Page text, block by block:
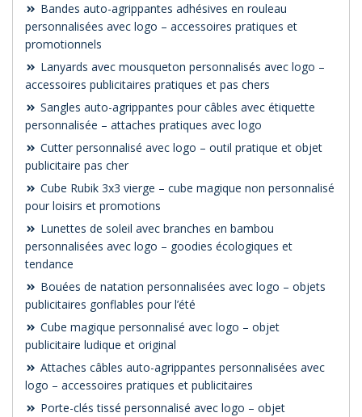
Bandes auto-agrippantes adhésives en rouleau
personnalisées avec logo – accessoires pratiques et
promotionnels
Lanyards avec mousqueton personnalisés avec logo –
accessoires publicitaires pratiques et pas chers
Sangles auto-agrippantes pour câbles avec étiquette
personnalisée – attaches pratiques avec logo
Cutter personnalisé avec logo – outil pratique et objet
publicitaire pas cher
Cube Rubik 3x3 vierge – cube magique non personnalisé
pour loisirs et promotions
Lunettes de soleil avec branches en bambou
personnalisées avec logo – goodies écologiques et
tendance
Bouées de natation personnalisées avec logo – objets
publicitaires gonflables pour l’été
Cube magique personnalisé avec logo – objet
publicitaire ludique et original
Attaches câbles auto-agrippantes personnalisées avec
logo – accessoires pratiques et publicitaires
Porte-clés tissé personnalisé avec logo – objet